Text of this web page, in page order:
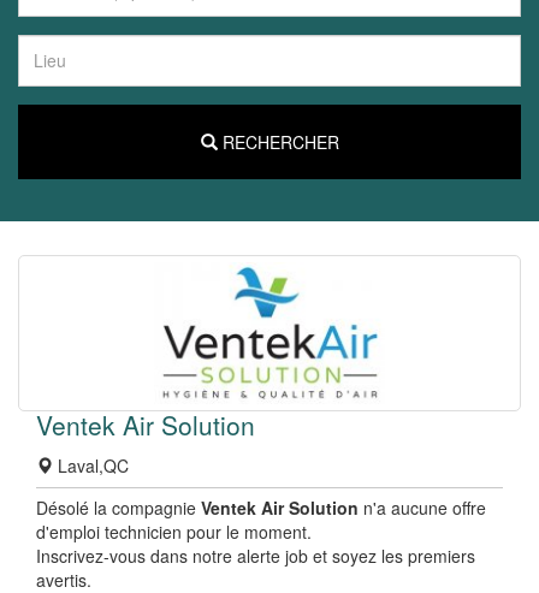
RECHERCHER
Ventek Air Solution
Laval,QC
Désolé la compagnie Ventek Air Solution n'a aucune offre
d'emploi technicien pour le moment.
Inscrivez-vous dans notre alerte job et soyez les premiers
avertis.